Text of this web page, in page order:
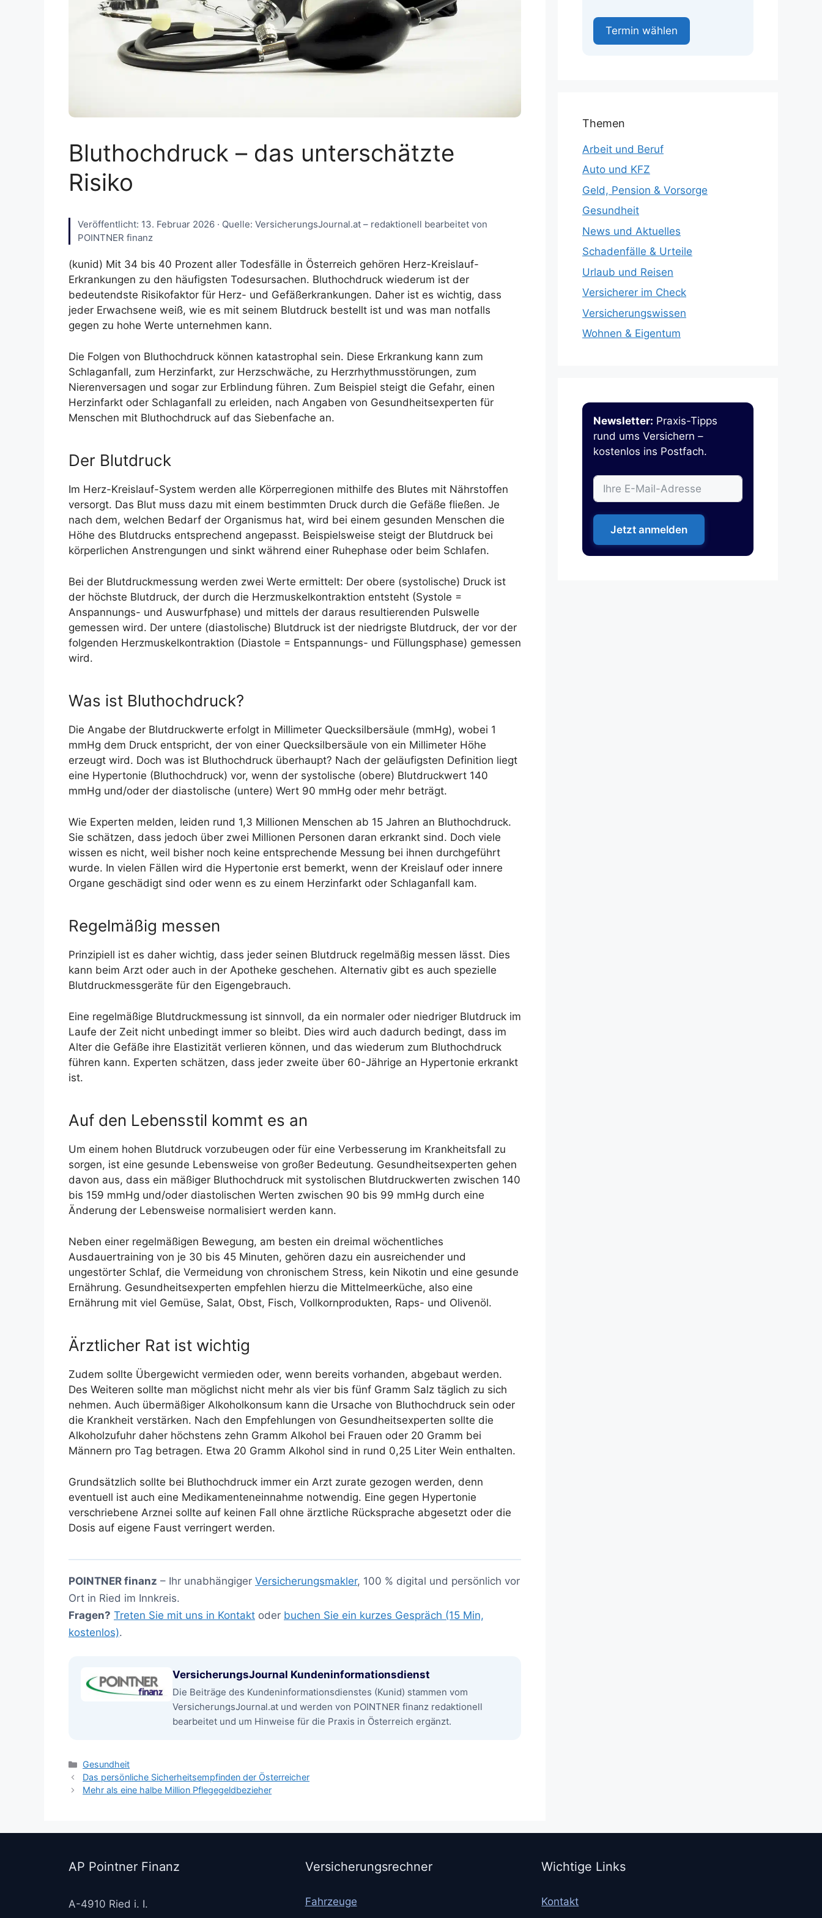
Bluthochdruck – das unterschätzte
Risiko
Veröffentlicht: 13. Februar 2026 · Quelle: VersicherungsJournal.at – redaktionell bearbeitet von
POINTNER finanz
(kunid) Mit 34 bis 40 Prozent aller Todesfälle in Österreich gehören Herz-Kreislauf-
Erkrankungen zu den häufigsten Todesursachen. Bluthochdruck wiederum ist der
bedeutendste Risikofaktor für Herz- und Gefäßerkrankungen. Daher ist es wichtig, dass
jeder Erwachsene weiß, wie es mit seinem Blutdruck bestellt ist und was man notfalls
gegen zu hohe Werte unternehmen kann.
Die Folgen von Bluthochdruck können katastrophal sein. Diese Erkrankung kann zum
Schlaganfall, zum Herzinfarkt, zur Herzschwäche, zu Herzrhythmusstörungen, zum
Nierenversagen und sogar zur Erblindung führen. Zum Beispiel steigt die Gefahr, einen
Herzinfarkt oder Schlaganfall zu erleiden, nach Angaben von Gesundheitsexperten für
Menschen mit Bluthochdruck auf das Siebenfache an.
Der Blutdruck
Im Herz-Kreislauf-System werden alle Körperregionen mithilfe des Blutes mit Nährstoffen
versorgt. Das Blut muss dazu mit einem bestimmten Druck durch die Gefäße fließen. Je
nach dem, welchen Bedarf der Organismus hat, wird bei einem gesunden Menschen die
Höhe des Blutdrucks entsprechend angepasst. Beispielsweise steigt der Blutdruck bei
körperlichen Anstrengungen und sinkt während einer Ruhephase oder beim Schlafen.
Bei der Blutdruckmessung werden zwei Werte ermittelt: Der obere (systolische) Druck ist
der höchste Blutdruck, der durch die Herzmuskelkontraktion entsteht (Systole =
Anspannungs- und Auswurfphase) und mittels der daraus resultierenden Pulswelle
gemessen wird. Der untere (diastolische) Blutdruck ist der niedrigste Blutdruck, der vor der
folgenden Herzmuskelkontraktion (Diastole = Entspannungs- und Füllungsphase) gemessen
wird.
Was ist Bluthochdruck?
Die Angabe der Blutdruckwerte erfolgt in Millimeter Quecksilbersäule (mmHg), wobei 1
mmHg dem Druck entspricht, der von einer Quecksilbersäule von ein Millimeter Höhe
erzeugt wird. Doch was ist Bluthochdruck überhaupt? Nach der geläufigsten Definition liegt
eine Hypertonie (Bluthochdruck) vor, wenn der systolische (obere) Blutdruckwert 140
mmHg und/oder der diastolische (untere) Wert 90 mmHg oder mehr beträgt.
Wie Experten melden, leiden rund 1,3 Millionen Menschen ab 15 Jahren an Bluthochdruck.
Sie schätzen, dass jedoch über zwei Millionen Personen daran erkrankt sind. Doch viele
wissen es nicht, weil bisher noch keine entsprechende Messung bei ihnen durchgeführt
wurde. In vielen Fällen wird die Hypertonie erst bemerkt, wenn der Kreislauf oder innere
Organe geschädigt sind oder wenn es zu einem Herzinfarkt oder Schlaganfall kam.
Regelmäßig messen
Prinzipiell ist es daher wichtig, dass jeder seinen Blutdruck regelmäßig messen lässt. Dies
kann beim Arzt oder auch in der Apotheke geschehen. Alternativ gibt es auch spezielle
Blutdruckmessgeräte für den Eigengebrauch.
Eine regelmäßige Blutdruckmessung ist sinnvoll, da ein normaler oder niedriger Blutdruck im
Laufe der Zeit nicht unbedingt immer so bleibt. Dies wird auch dadurch bedingt, dass im
Alter die Gefäße ihre Elastizität verlieren können, und das wiederum zum Bluthochdruck
führen kann. Experten schätzen, dass jeder zweite über 60-Jährige an Hypertonie erkrankt
ist.
Auf den Lebensstil kommt es an
Um einem hohen Blutdruck vorzubeugen oder für eine Verbesserung im Krankheitsfall zu
sorgen, ist eine gesunde Lebensweise von großer Bedeutung. Gesundheitsexperten gehen
davon aus, dass ein mäßiger Bluthochdruck mit systolischen Blutdruckwerten zwischen 140
bis 159 mmHg und/oder diastolischen Werten zwischen 90 bis 99 mmHg durch eine
Änderung der Lebensweise normalisiert werden kann.
Neben einer regelmäßigen Bewegung, am besten ein dreimal wöchentliches
Ausdauertraining von je 30 bis 45 Minuten, gehören dazu ein ausreichender und
ungestörter Schlaf, die Vermeidung von chronischem Stress, kein Nikotin und eine gesunde
Ernährung. Gesundheitsexperten empfehlen hierzu die Mittelmeerküche, also eine
Ernährung mit viel Gemüse, Salat, Obst, Fisch, Vollkornprodukten, Raps- und Olivenöl.
Ärztlicher Rat ist wichtig
Zudem sollte Übergewicht vermieden oder, wenn bereits vorhanden, abgebaut werden.
Des Weiteren sollte man möglichst nicht mehr als vier bis fünf Gramm Salz täglich zu sich
nehmen. Auch übermäßiger Alkoholkonsum kann die Ursache von Bluthochdruck sein oder
die Krankheit verstärken. Nach den Empfehlungen von Gesundheitsexperten sollte die
Alkoholzufuhr daher höchstens zehn Gramm Alkohol bei Frauen oder 20 Gramm bei
Männern pro Tag betragen. Etwa 20 Gramm Alkohol sind in rund 0,25 Liter Wein enthalten.
Grundsätzlich sollte bei Bluthochdruck immer ein Arzt zurate gezogen werden, denn
eventuell ist auch eine Medikamenteneinnahme notwendig. Eine gegen Hypertonie
verschriebene Arznei sollte auf keinen Fall ohne ärztliche Rücksprache abgesetzt oder die
Dosis auf eigene Faust verringert werden.
POINTNER finanz – Ihr unabhängiger Versicherungsmakler, 100 % digital und persönlich vor
Ort in Ried im Innkreis.
Fragen? Treten Sie mit uns in Kontakt oder buchen Sie ein kurzes Gespräch (15 Min,
kostenlos).
VersicherungsJournal Kundeninformationsdienst
Die Beiträge des Kundeninformationsdienstes (Kunid) stammen vom
VersicherungsJournal.at und werden von POINTNER finanz redaktionell
bearbeitet und um Hinweise für die Praxis in Österreich ergänzt.
Kategorien
Gesundheit
Das persönliche Sicherheitsempfinden der Österreicher
Mehr als eine halbe Million Pflegegeldbezieher
Termin wählen
Themen
Arbeit und Beruf
Auto und KFZ
Geld, Pension & Vorsorge
Gesundheit
News und Aktuelles
Schadenfälle & Urteile
Urlaub und Reisen
Versicherer im Check
Versicherungswissen
Wohnen & Eigentum
Newsletter: Praxis-Tipps
rund ums Versichern –
kostenlos ins Postfach.
Jetzt anmelden
AP Pointner Finanz
A-4910 Ried i. I.
Versicherungsrechner
Fahrzeuge
Wichtige Links
Kontakt